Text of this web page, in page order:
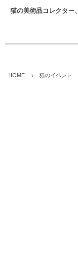
猫の美術品コレクター
HOME 猫のイベント